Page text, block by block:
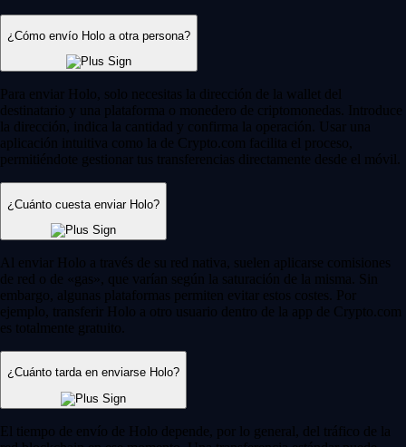
¿Cómo envío Holo a otra persona?
Para enviar Holo, solo necesitas la dirección de la wallet del
destinatario y una plataforma o monedero de criptomonedas. Introduce
la dirección, indica la cantidad y confirma la operación. Usar una
aplicación intuitiva como la de Crypto.com facilita el proceso,
permitiéndote gestionar tus transferencias directamente desde el móvil.
¿Cuánto cuesta enviar Holo?
Al enviar Holo a través de su red nativa, suelen aplicarse comisiones
de red o de «gas», que varían según la saturación de la misma. Sin
embargo, algunas plataformas permiten evitar estos costes. Por
ejemplo, transferir Holo a otro usuario dentro de la app de Crypto.com
es totalmente gratuito.
¿Cuánto tarda en enviarse Holo?
El tiempo de envío de Holo depende, por lo general, del tráfico de la